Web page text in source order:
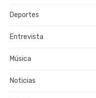
Deportes
Entrevista
Música
Noticias